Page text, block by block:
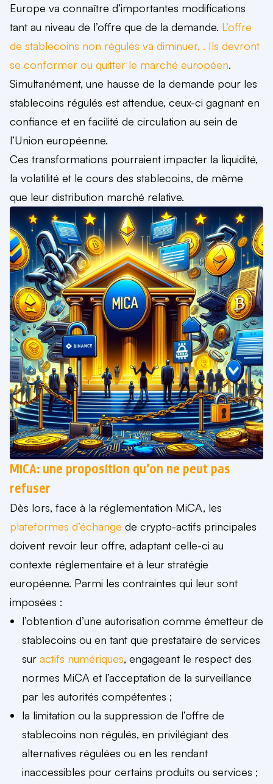
Europe va connaître d’importantes modifications
tant au niveau de l’offre que de la demande. L’offre
de stablecoins non régulés va diminuer, . Ils devront
se conformer ou quitter le marché européen.
Simultanément, une hausse de la demande pour les
stablecoins régulés est attendue, ceux-ci gagnant en
confiance et en facilité de circulation au sein de
l’Union européenne.
Ces transformations pourraient impacter la liquidité,
la volatilité et le cours des stablecoins, de même
que leur distribution marché relative.
MiCA: une proposition qu’on ne peut pas
refuser
Dès lors, face à la réglementation MiCA, les
plateformes d’échange de crypto-actifs principales
doivent revoir leur offre, adaptant celle-ci au
contexte réglementaire et à leur stratégie
européenne. Parmi les contraintes qui leur sont
imposées :
l’obtention d’une autorisation comme émetteur de
stablecoins ou en tant que prestataire de services
sur actifs numériques, engageant le respect des
normes MiCA et l’acceptation de la surveillance
par les autorités compétentes ;
la limitation ou la suppression de l’offre de
stablecoins non régulés, en privilégiant des
alternatives régulées ou en les rendant
inaccessibles pour certains produits ou services ;